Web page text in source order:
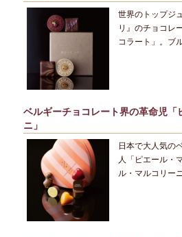
世界のトップジ
リ』のチョコレ
コラート」。ブ
ベルギーチョコレート界の革命児「
ニ」
日本で大人気の
人「ピエール・
ル・マルコリー